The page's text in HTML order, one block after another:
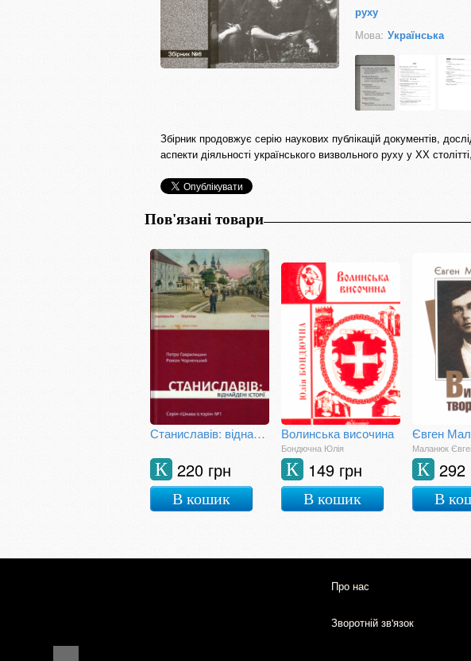
руху
Мова: Українська
Збірник продовжує серію наукових публікацій документів,
аспекти діяльності українського визвольного руху у ХХ
Пов'язані товари
Станиславів: віднайдені історії
220 грн
К
В кошик
Волинська височина
Бондючна Юлія
149 грн
К
В кошик
Маланюк
292
К
В
Про нас
Зворотній зв'язок